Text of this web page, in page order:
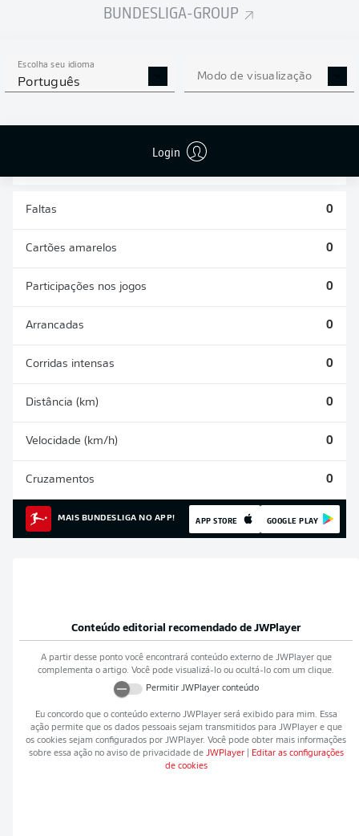
BUNDESLIGA-GROUP
Escolha seu idioma
Português Modo de visualização
Login
ESTATÍSTICAS DA
TEMPORADA 2026/2027
ÁREAS
Faltas 0
Cartões amarelos 0
Participações nos jogos 0
Arrancadas 0
Corridas intensas 0
Distância (km) 0
Velocidade (km/h) 0
Cruzamentos 0
MAIS BUNDESLIGA NO APP! APP STORE GOOGLE PLAY
Conteúdo editorial recomendado de JWPlayer
A partir desse ponto você encontrará conteúdo externo de JWPlayerque
complementa o artigo. Você pode visualizá-lo ou ocultá-lo com um clique.
Permitir JWPlayerconteúdo
Eu concordo que o conteúdo externo JWPlayerserá exibido para mim. Essa
ação permite que os dados pessoais sejam transmitidos para JWPlayere que
os cookies sejam configurados por JWPlayer. Você pode obter mais informações
sobre essa ação no aviso de privacidade de JWPlayer
Editar as configurações
de cookies